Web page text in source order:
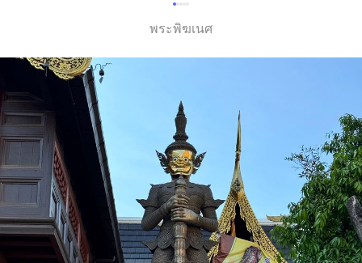
พระพิฆเนศ